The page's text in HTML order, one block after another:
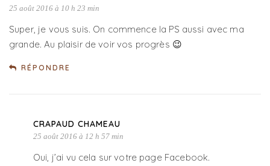
25 août 2016 à 10 h 23 min
Super, je vous suis. On commence la PS aussi avec ma
grande. Au plaisir de voir vos progrès 😉
RÉPONDRE
CRAPAUD CHAMEAU
25 août 2016 à 12 h 57 min
Oui, j’ai vu cela sur votre page Facebook.